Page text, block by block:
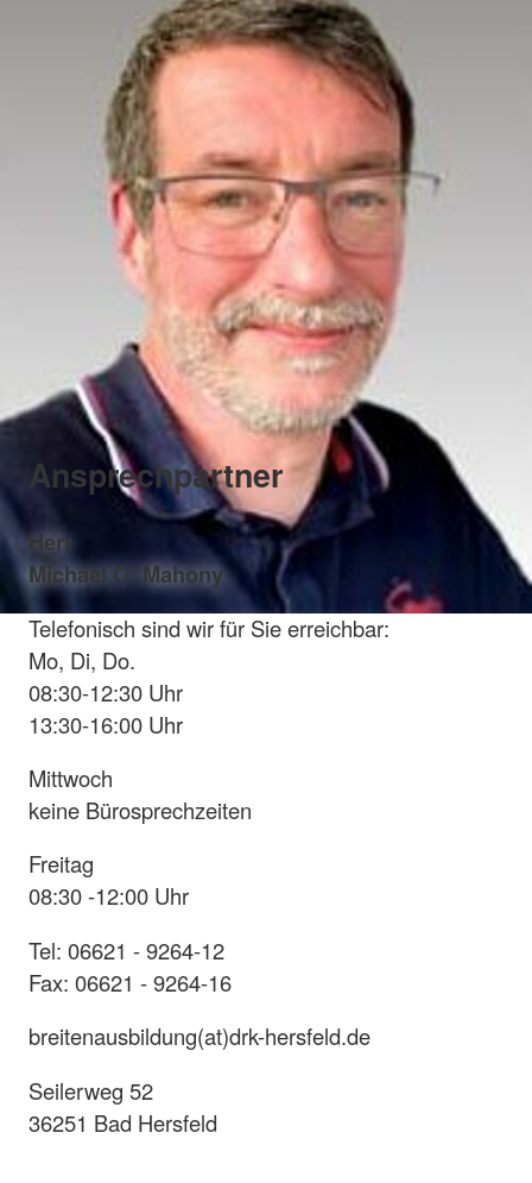
Ansprechpartner
Herr
Michael O` Mahony
Telefonisch sind wir für Sie erreichbar:
Mo, Di, Do.
08:30-12:30 Uhr
13:30-16:00 Uhr
Mittwoch
keine Bürosprechzeiten
Freitag
08:30 -12:00 Uhr
Tel: 06621 - 9264-12
Fax: 06621 - 9264-16
breitenausbildung(at)drk-hersfeld.de
Seilerweg 52
36251 Bad Hersfeld